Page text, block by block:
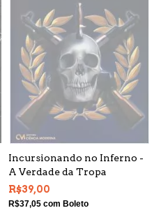
Incursionando no Inferno -
A Verdade da Tropa
R$39,00
R$37,05 com Boleto